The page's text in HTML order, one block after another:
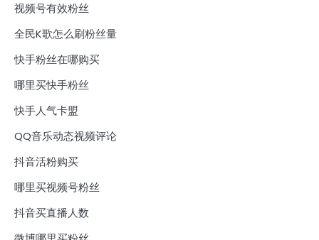
视频号有效粉丝
全民K歌怎么刷粉丝量
快手粉丝在哪购买
哪里买快手粉丝
快手人气卡盟
QQ音乐动态视频评论
抖音活粉购买
哪里买视频号粉丝
抖音买直播人数